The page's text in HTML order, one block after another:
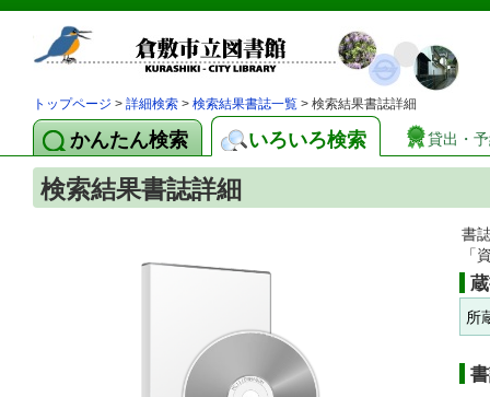
トップページ > 詳細検索 > 検索結果書誌一覧 > 検索結果書誌詳細
かんたん検索 いろいろ検索 貸出・
検索結果書誌詳細
書
「
所